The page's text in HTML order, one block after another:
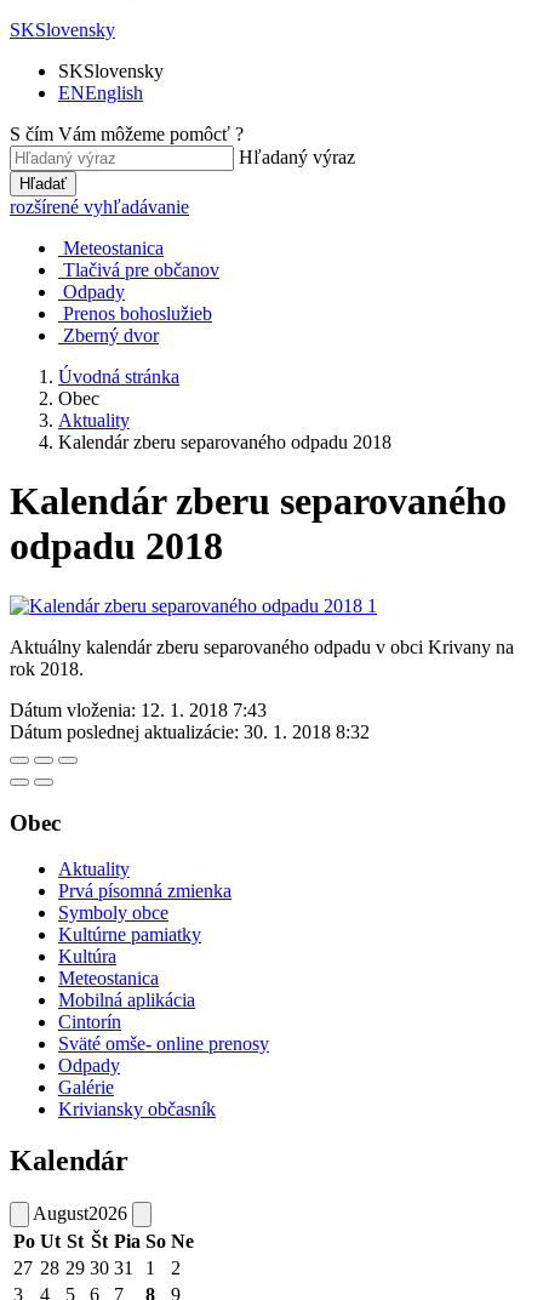
SKSlovensky
SKSlovensky
ENEnglish
S čím Vám môžeme pomôcť ?
Hľadaný výraz
Hľadať
rozšírené vyhľadávanie
Meteostanica
Tlačivá pre občanov
Odpady
Prenos bohoslužieb
Zberný dvor
Úvodná stránka
Obec
Aktuality
Kalendár zberu separovaného odpadu 2018
Kalendár zberu separovaného
odpadu 2018
Aktuálny kalendár zberu separovaného odpadu v obci Krivany na
rok 2018.
Dátum vloženia: 12. 1. 2018 7:43
Dátum poslednej aktualizácie: 30. 1. 2018 8:32
Obec
Aktuality
Prvá písomná zmienka
Symboly obce
Kultúrne pamiatky
Kultúra
Meteostanica
Mobilná aplikácia
Cintorín
Sväté omše- online prenosy
Odpady
Galérie
Kriviansky občasník
Kalendár
August2026
Po Ut St Št Pia So Ne
27 28 29 30 31 1
2
3
4 5 6 7 8 9